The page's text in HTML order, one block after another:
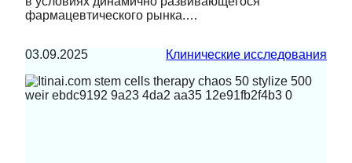
фармацевтического рынка.…
03.09.2025 Клинические исследования